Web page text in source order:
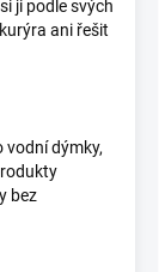
ji podle svých
ani řešit
vodní dýmky,
bez